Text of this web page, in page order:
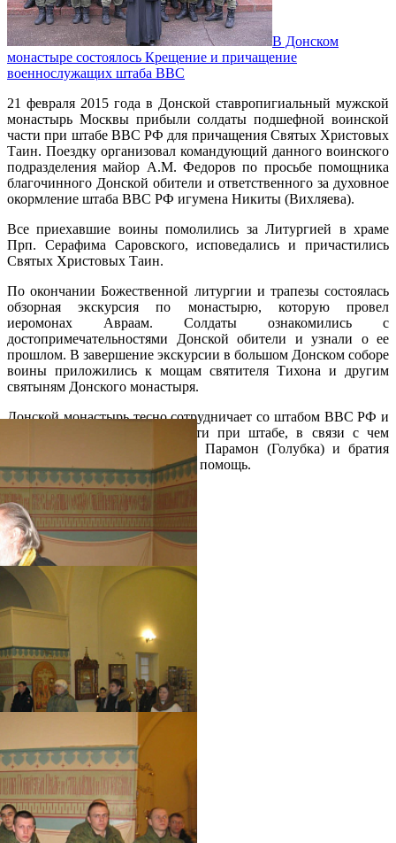
В Донском
монастыре состоялось Крещение и причащение
военнослужащих штаба ВВС
21 февраля 2015 года в Донской ставропигиальный мужской
монастырь Москвы прибыли солдаты подшефной воинской
части при штабе ВВС РФ для причащения Святых Христовых
Таин. Поездку организовал командующий данного воинского
подразделения майор А.М. Федоров по просьбе помощника
благочинного Донской обители и ответственного за духовное
окормление штаба ВВС РФ игумена Никиты (Вихляева).
Все приехавшие воины помолились за Литургией в храме
Прп. Серафима Саровского, исповедались и причастились
Святых Христовых Таин.
По окончании Божественной литургии и трапезы состоялась
обзорная экскурсия по монастырю, которую провел
иеромонах Авраам. Солдаты ознакомились с
достопримечательностями Донской обители и узнали о ее
прошлом. В завершение экскурсии в большом Донском соборе
воины приложились к мощам святителя Тихона и другим
святыням Донского монастыря.
Донской монастырь тесно сотрудничает со штабом ВВС РФ и
командованием воинской части при штабе, в связи с чем
наместник монастыря игумен Парамон (Голубка) и братия
благодарят командование за их помощь.
Распечатать
Фото